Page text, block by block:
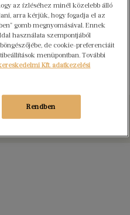
az ízléséhez minél közelebb álló
arra kérjük, hogy fogadja el az
gomb megnyomásával. Ennek
használata szempontjából
de cookie-preferenciáit
menüpontban. További
Kft. adatkezelési
Rendben